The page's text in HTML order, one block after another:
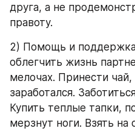
друга, а не
правоту.
2) Помощь и
облегчить жизнь
мелочах. Принести чай,
заработался.
Купить теплые тапки,
мерзнут ноги. Взять на